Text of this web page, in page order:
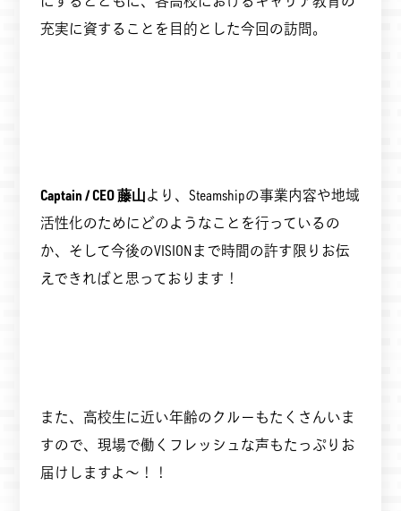
充実に資することを目的とした今回の訪問。
Captain / CEO藤山より、Steamshipの事業内容や地域
活性化のためにどのようなことを行っているの
か、そして今後のVISIONまで時間の許す限りお伝
えできればと思っております！
また、高校生に近い年齢のクルーもたくさんいま
すので、現場で働くフレッシュな声もたっぷりお
届けしますよ～！！